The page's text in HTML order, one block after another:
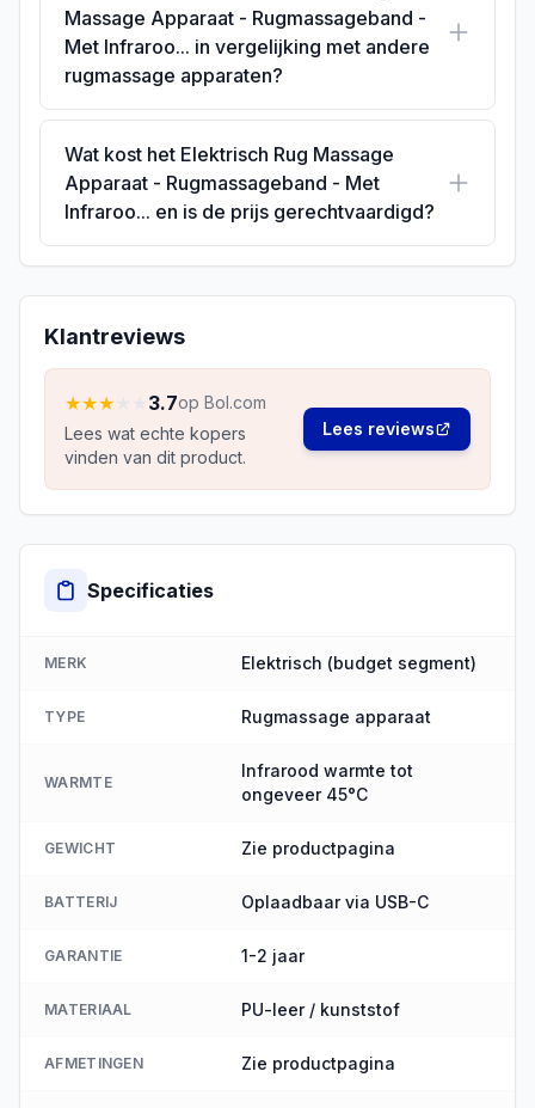
Massage Apparaat - Rugmassageband -
Met Infraroo... in vergelijking met andere
rugmassage apparaten?
Wat kost het Elektrisch Rug Massage
Apparaat - Rugmassageband - Met
Infraroo... en is de prijs gerechtvaardigd?
Klantreviews
★★★ 3.7op Bol.com
Lees wat echte kopers
vinden van dit product.
Lees reviews
Specificaties
MERK Elektrisch (budget segment)
TYPE Rugmassage apparaat
WARMTE
Infrarood warmte tot
ongeveer 45°C
GEWICHT Zie productpagina
BATTERIJ Oplaadbaar via USB-C
GARANTIE 1-2 jaar
MATERIAAL PU-leer / kunststof
AFMETINGEN Zie productpagina